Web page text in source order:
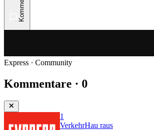
Express · Community
Kommentare · 0
1
VerkehrHau raus